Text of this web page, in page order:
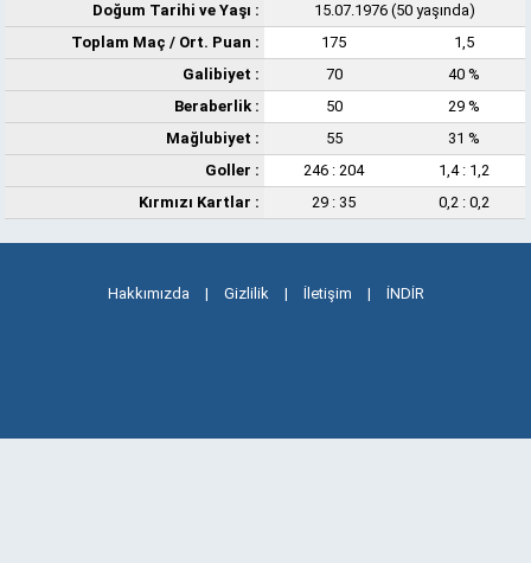
Doğum Tarihi ve Yaşı :
15.07.1976 (50 yaşında)
Toplam Maç / Ort. Puan : 175
1,5
Galibiyet :
70
40 %
Beraberlik :
50
29 %
Mağlubiyet :
55
31 %
Goller :
246 : 204
1,4 : 1,2
Kırmızı Kartlar :
29 : 35 0,2 : 0,2
Hakkımızda | Gizlilik | İletişim | İNDİR